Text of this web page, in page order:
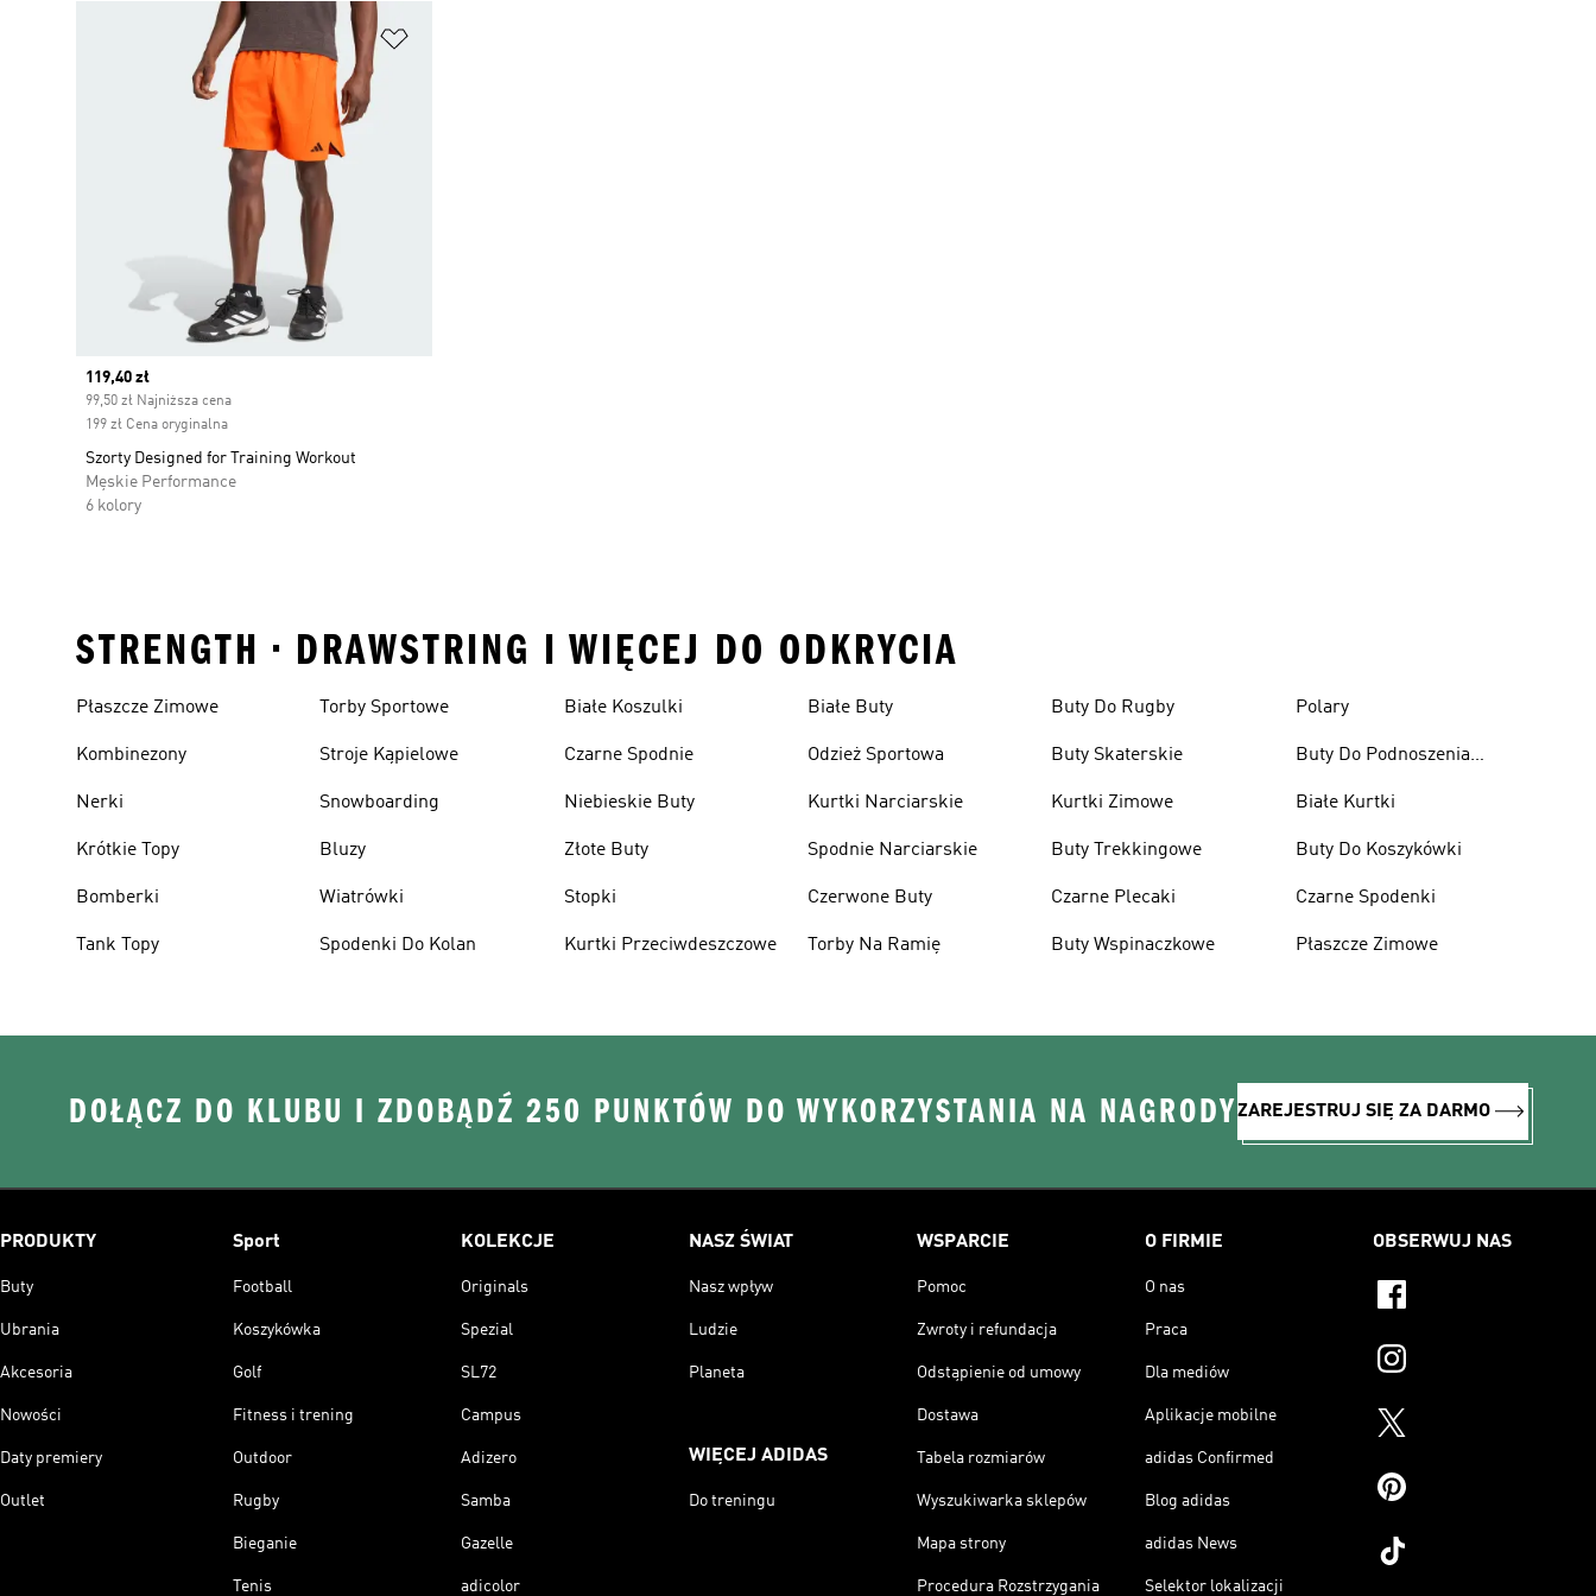
Current price
119,40 zł
99,50 zł Najniższa cena
199 zł Cena oryginalna
Szorty Designed for Training Workout
Męskie Performance
6 kolory
STRENGTH • DRAWSTRING I WIĘCEJ DO ODKRYCIA
Płaszcze Zimowe
Kombinezony
Nerki
Krótkie Topy
Bomberki
Tank Topy
Torby Sportowe
Stroje Kąpielowe
Snowboarding
Bluzy
Wiatrówki
Spodenki Do Kolan
Białe Koszulki
Czarne Spodnie
Niebieskie Buty
Złote Buty
Stopki
Kurtki Przeciwdeszczowe
Białe Buty
Odzież Sportowa
Kurtki Narciarskie
Spodnie Narciarskie
Czerwone Buty
Torby Na Ramię
Buty Do Rugby
Buty Skaterskie
Kurtki Zimowe
Buty Trekkingowe
Czarne Plecaki
Buty Wspinaczkowe
Polary
Buty Do Podnoszenia
Białe Kurtki
Buty Do Koszykówki
Czarne Spodenki
Płaszcze Zimowe
DOŁĄCZ DO KLUBU I ZDOBĄDŹ 250 PUNKTÓW DO WYKORZYSTANIA NA NAGRODYZAREJESTRUJ SIĘ ZA DARMO
PRODUKTY
Buty
Ubrania
Akcesoria
Nowości
Daty premiery
Outlet
Sport
Football
Koszykówka
Golf
Fitness i trening
Outdoor
Rugby
Bieganie
Tenis
KOLEKCJE
Originals
Spezial
SL72
Campus
Adizero
Samba
Gazelle
adicolor
NASZ ŚWIAT
Nasz wpływ
Ludzie
Planeta
WIĘCEJ ADIDAS
Do treningu
WSPARCIE
Pomoc
Zwroty i refundacja
Odstąpienie od umowy
Dostawa
Tabela rozmiarów
Wyszukiwarka sklepów
Mapa strony
Procedura Rozstrzygania
O FIRMIE
O nas
Praca
Dla mediów
Aplikacje mobilne
adidas Confirmed
Blog adidas
adidas News
Selektor lokalizacji
OBSERWUJ NAS